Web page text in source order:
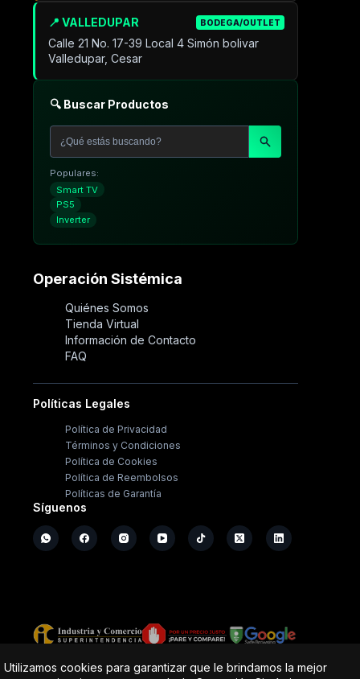
Utilizamos cookies para garantizar que le brindamos la mejor
📍 VALLEDUPAR BODEGA/OUTLET
Calle 21 No. 17-39 Local 4 Simón bolivar
Valledupar, Cesar
🔍 Buscar Productos
Populares:
Smart TV
PS5
Inverter
Operación Sistémica
Quiénes Somos
Tienda Virtual
Información de Contacto
FAQ
Políticas Legales
Política de Privacidad
Términos y Condiciones
Política de Cookies
Política de Reembolsos
Políticas de Garantía
Síguenos
Copyright © - Operación Sistémica